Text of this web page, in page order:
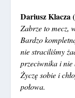
Dariusz
Zabrze to mecz,
Bardzo
nie straciliśmy
przeciwnika i nie
Życzę sobie i
połowa.